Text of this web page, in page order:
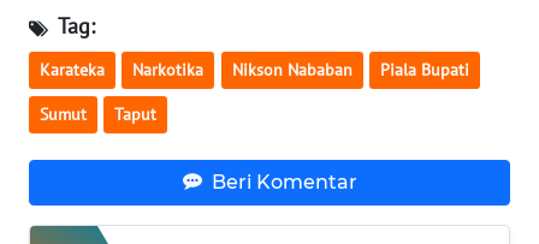
Tag:
Karateka Narkotika Nikson Nababan Piala Bupati
Sumut Taput
Beri Komentar
WN
NTB
WN
SULTENG